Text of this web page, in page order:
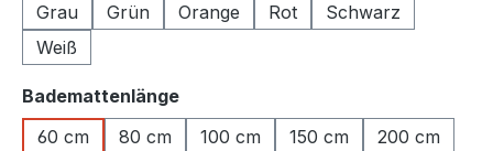
Grau
Grün Orange Rot
Schwarz
Weiß
Bademattenlängeauswählen
60 cm
80 cm 100 cm 150 cm
200 cm